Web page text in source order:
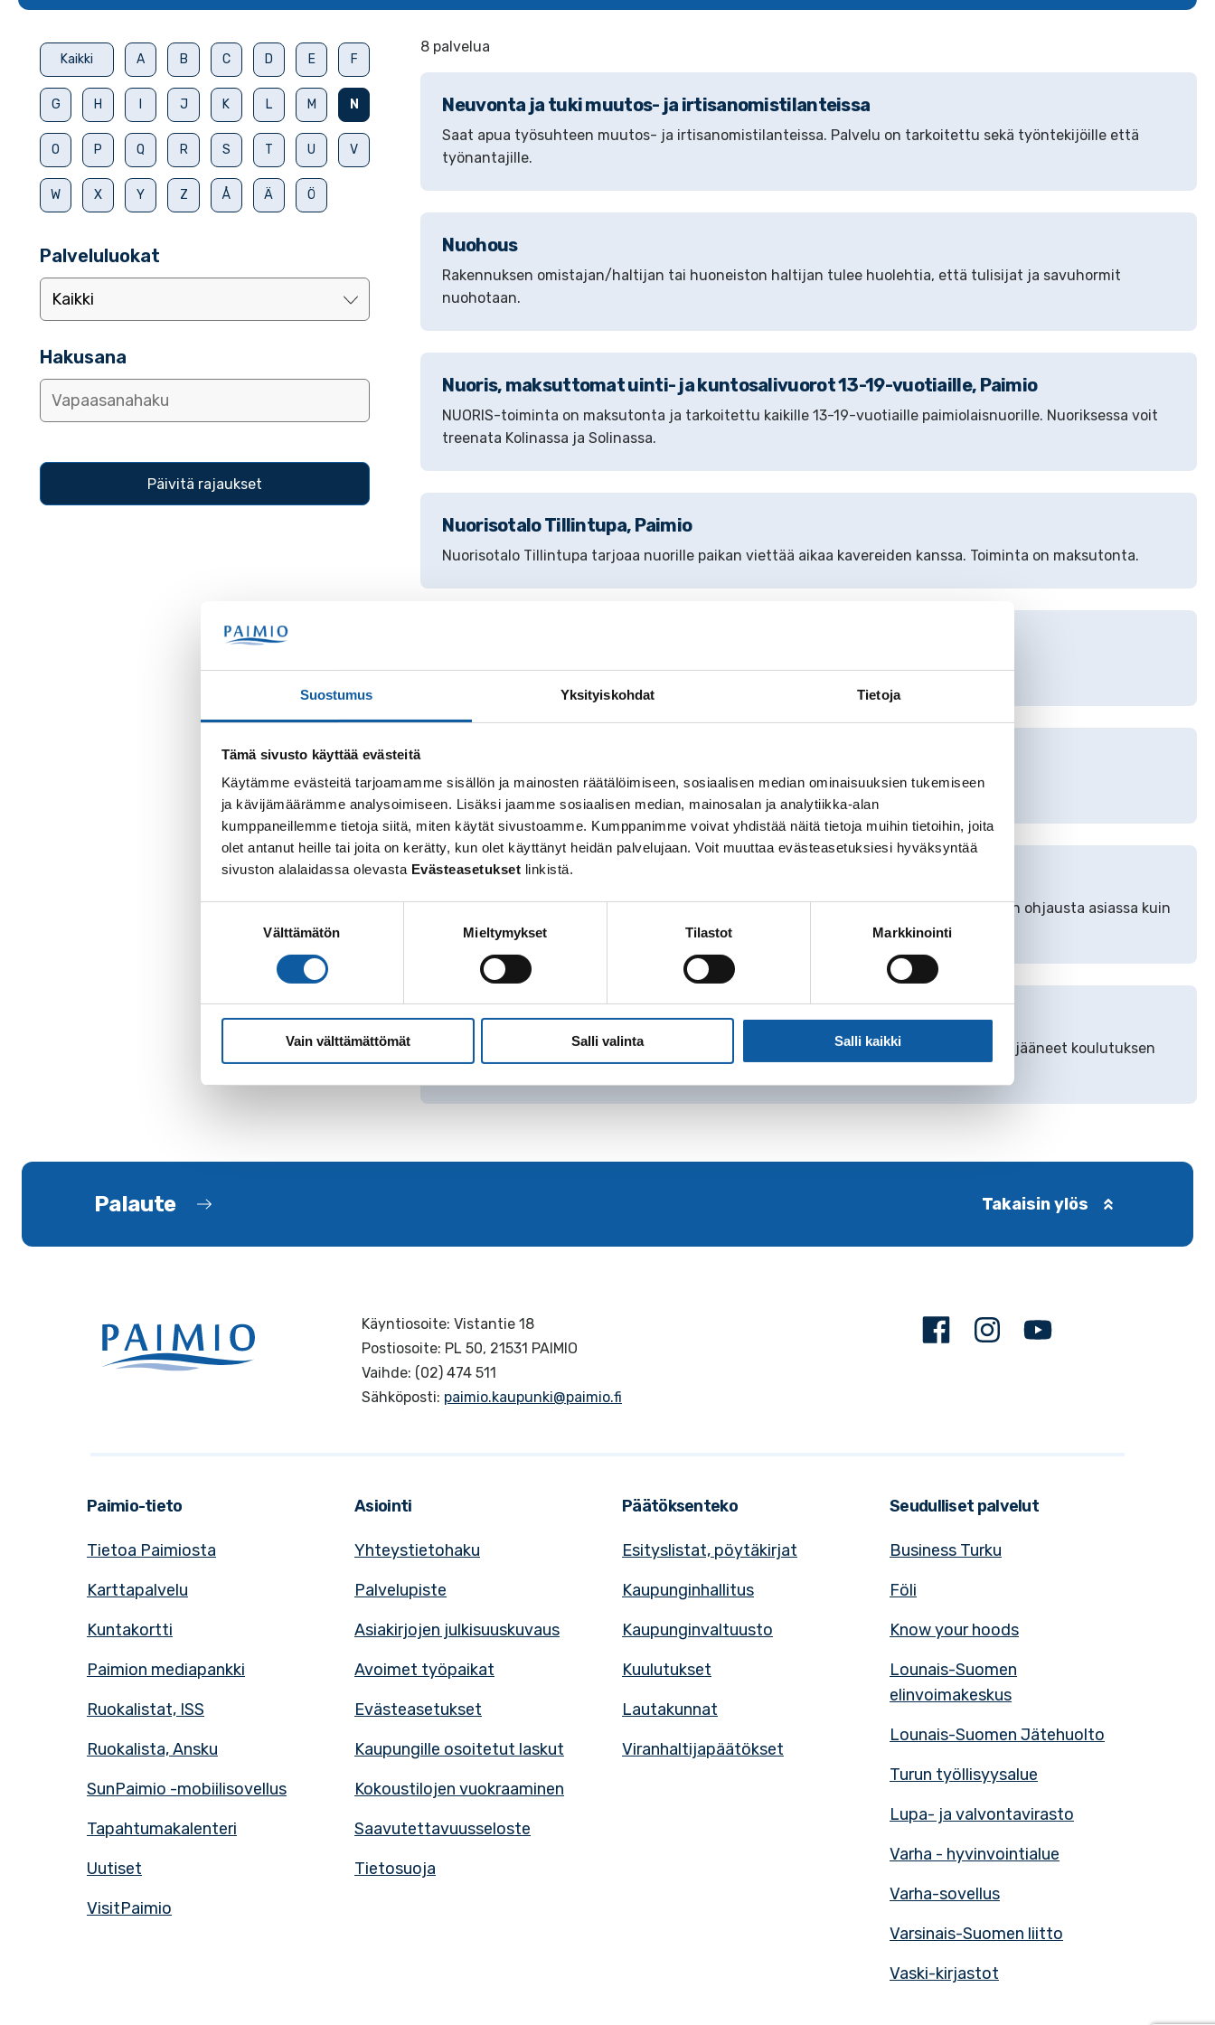
Suostumus Yksityiskohdat Tietoja
Tämä sivusto käyttää evästeitä
Käytämme evästeitä tarjoamamme sisällön ja mainosten räätälöimiseen, sosiaalisen median ominaisuuksien tukemiseen
ja kävijämäärämme analysoimiseen. Lisäksi jaamme sosiaalisen median, mainosalan ja analytiikka-alan
kumppaneillemme tietoja siitä, miten käytät sivustoamme. Kumppanimme voivat yhdistää näitä tietoja muihin tietoihin, joita
olet antanut heille tai joita on kerätty, kun olet käyttänyt heidän palvelujaan. Voit muuttaa evästeasetuksiesi hyväksyntää
sivuston alalaidassa olevasta Evästeasetukset linkistä.
Välttämätön Mieltymykset Tilastot Markkinointi
Vain välttämättömät Salli valinta Salli kaikki
Kaikki A B C D E F
G H J K L M N
O P Q R S T U V
W X Y Z Å Ä Ö
Palveluluokat
Hakusana
8 palvelua
Neuvonta ja tuki muutos- ja irtisanomistilanteissa
Saat apua työsuhteen muutos- ja irtisanomistilanteissa. Palvelu on tarkoitettu sekä työntekijöille että
työnantajille.
Nuohous
Rakennuksen omistajan/haltijan tai huoneiston haltijan tulee huolehtia, että tulisijat ja savuhormit
nuohotaan.
Nuoris, maksuttomat uinti- ja kuntosalivuorot 13-19-vuotiaille, Paimio
NUORIS-toiminta on maksutonta ja tarkoitettu kaikille 13-19-vuotiaille paimiolaisnuorille. Nuoriksessa voit
treenata Kolinassa ja Solinassa.
Nuorisotalo Tillintupa, Paimio
Nuorisotalo Tillintupa tarjoaa nuorille paikan viettää aikaa kavereiden kanssa. Toiminta on maksutonta.
Nuorisopalveluiden tavoitteena on paimiolaisten lasten ja nuorten aktivoiminen.
Etsivä nuorisotyö avustaa työttömiä nuoria koulutuksen ja töiden saamisen kanssa.
Nuorten palvelupiste
Nuorten palvelupisteelle voi tulla ilman ajanvarausta kysymään neuvoa tai eteenpäin ohjausta asiassa kuin
asiassa.
Nuorten työpajat
Kohderyhmänä ovat 16 - 29 - vuotiaat paimiolaiset ja sauvolaiset nuoret, jotka ovat jääneet koulutuksen
Palaute Takaisin ylös
Käyntiosoite: Vistantie 18
Postiosoite: PL 50, 21531 PAIMIO
Vaihde: (02) 474 511
Sähköposti: paimio.kaupunki@paimio.fi
FacebookInstagram
Paimio-tieto
Tietoa Paimiosta
Karttapalvelu
Kuntakortti
Paimion mediapankki
Ruokalistat, ISS
Ruokalista, Ansku
SunPaimio -mobiilisovellus
Tapahtumakalenteri
Uutiset
VisitPaimio
Asiointi
Yhteystietohaku
Palvelupiste
Asiakirjojen julkisuuskuvaus
Avoimet työpaikat
Evästeasetukset
Kaupungille osoitetut laskut
Kokoustilojen vuokraaminen
Saavutettavuusseloste
Tietosuoja
Päätöksenteko
Esityslistat, pöytäkirjat
Kaupunginhallitus
Kaupunginvaltuusto
Kuulutukset
Lautakunnat
Viranhaltijapäätökset
Seudulliset palvelut
Business Turku
Föli
Know your hoods
Lounais-Suomen
elinvoimakeskus
Lounais-Suomen Jätehuolto
Turun työllisyysalue
Lupa- ja valvontavirasto
Varha - hyvinvointialue
Varha-sovellus
Varsinais-Suomen liitto
Vaski-kirjastot